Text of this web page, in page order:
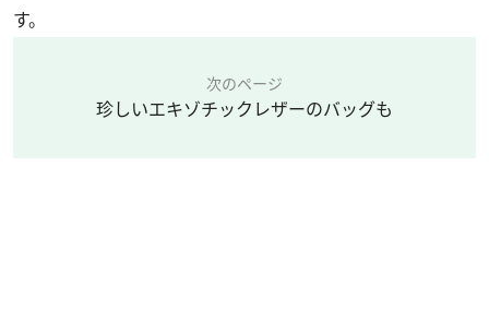
す。
次のページ
珍しいエキゾチックレザーのバッグも